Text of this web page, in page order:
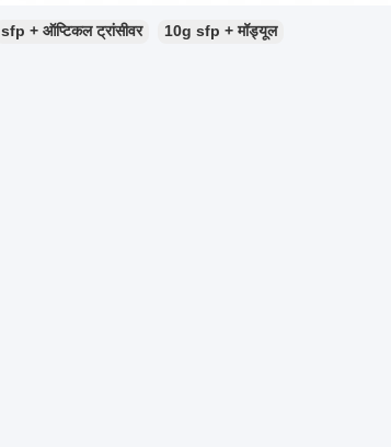
sfp + ऑप्टिकल ट्रांसीवर 10g sfp + मॉड्यूल